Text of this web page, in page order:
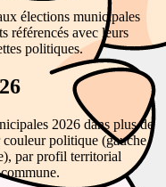
élections municipales
référencés avec leurs
politiques.
2026 dans plus de
politique (gauche,
par profil territorial